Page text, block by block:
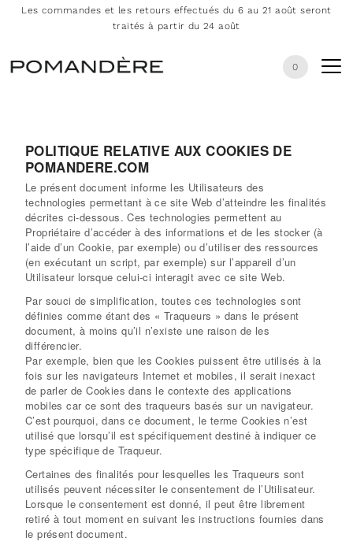
Les commandes et les retours effectués du 6 au 21 août seront
traités à partir du 24 août
0
POLITIQUE RELATIVE AUX COOKIES DE
POMANDERE.COM
Le présent document informe les Utilisateurs des
technologies permettant à ce site Web d’atteindre les finalités
décrites ci-dessous. Ces technologies permettent au
Propriétaire d’accéder à des informations et de les stocker (à
l’aide d’un Cookie, par exemple) ou d’utiliser des ressources
(en exécutant un script, par exemple) sur l’appareil d’un
Utilisateur lorsque celui-ci interagit avec ce site Web.
Par souci de simplification, toutes ces technologies sont
définies comme étant des « Traqueurs » dans le présent
document, à moins qu’il n’existe une raison de les
différencier.
Par exemple, bien que les Cookies puissent être utilisés à la
fois sur les navigateurs Internet et mobiles, il serait inexact
de parler de Cookies dans le contexte des applications
mobiles car ce sont des traqueurs basés sur un navigateur.
C’est pourquoi, dans ce document, le terme Cookies n’est
utilisé que lorsqu’il est spécifiquement destiné à indiquer ce
type spécifique de Traqueur.
Certaines des finalités pour lesquelles les Traqueurs sont
utilisés peuvent nécessiter le consentement de l’Utilisateur.
Lorsque le consentement est donné, il peut être librement
retiré à tout moment en suivant les instructions fournies dans
le présent document.